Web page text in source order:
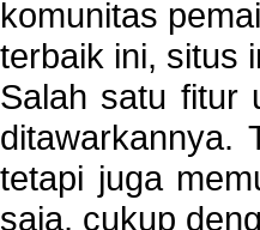
komunitas
terbaik ini, situs
Salah satu fitur
ditawarkannya.
tetapi juga
saja, cukup